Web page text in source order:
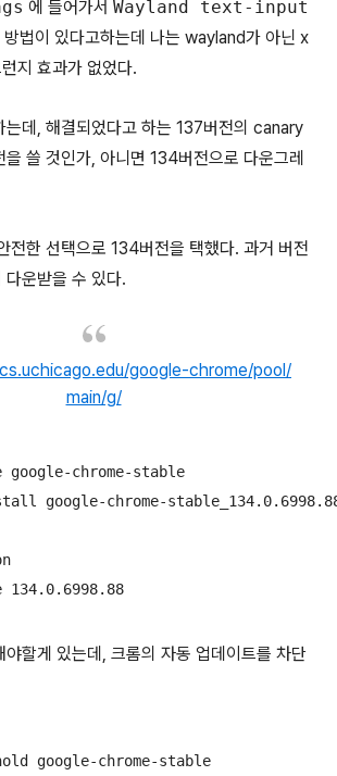
에 들어가서 Wayland text-input
방법이 있다고하는데 나는 wayland가 아닌 x
지 효과가 없었다.
는데, 해결되었다고 하는 137버전의 canary
쓸 것인가, 아니면 134버전으로 다운그레
전한 선택으로 134버전을 택했다. 과거 버전
운받을 수 있다.
google-chrome/pool/
main/g/
google-chrome-stable
google-chrome-
version
134.0.6998.88
야할게 있는데, 크롬의 자동 업데이트를 차단
google-chrome-stable